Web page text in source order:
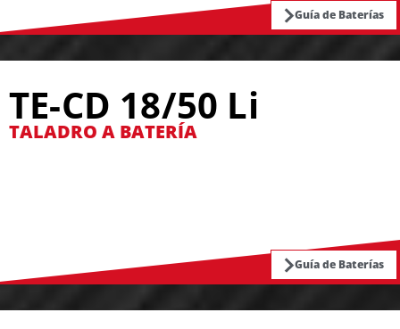
Guía de Baterías
TE-CD 18/50 Li
TALADRO A BATERÍA
Guía de Baterías